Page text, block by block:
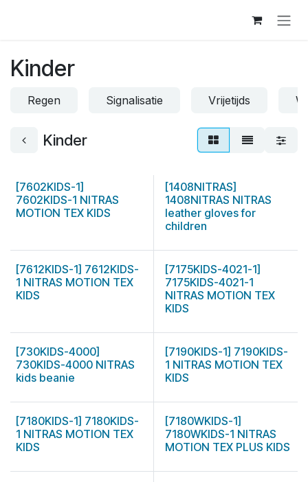
Kinder
Regen Signalisatie Vrijetijds
Kinder
[7602KIDS-1]
7602KIDS-1 NITRAS
MOTION TEX KIDS
[1408NITRAS]
1408NITRAS NITRAS
leather gloves for
children
[7612KIDS-1] 7612KIDS-
1 NITRAS MOTION TEX
KIDS
[7175KIDS-4021-1]
7175KIDS-4021-1
NITRAS MOTION TEX
KIDS
[730KIDS-4000]
730KIDS-4000 NITRAS
kids beanie
[7190KIDS-1] 7190KIDS-
1 NITRAS MOTION TEX
KIDS
[7180KIDS-1] 7180KIDS-
1 NITRAS MOTION TEX
KIDS
[7180WKIDS-1]
7180WKIDS-1 NITRAS
MOTION TEX PLUS KIDS